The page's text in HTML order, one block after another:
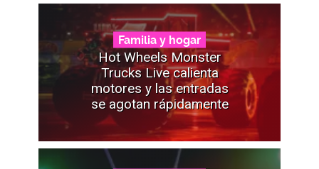
Familia y hogar
Hot Wheels Monster
Trucks Live calienta
motores y las entradas
se agotan rápidamente